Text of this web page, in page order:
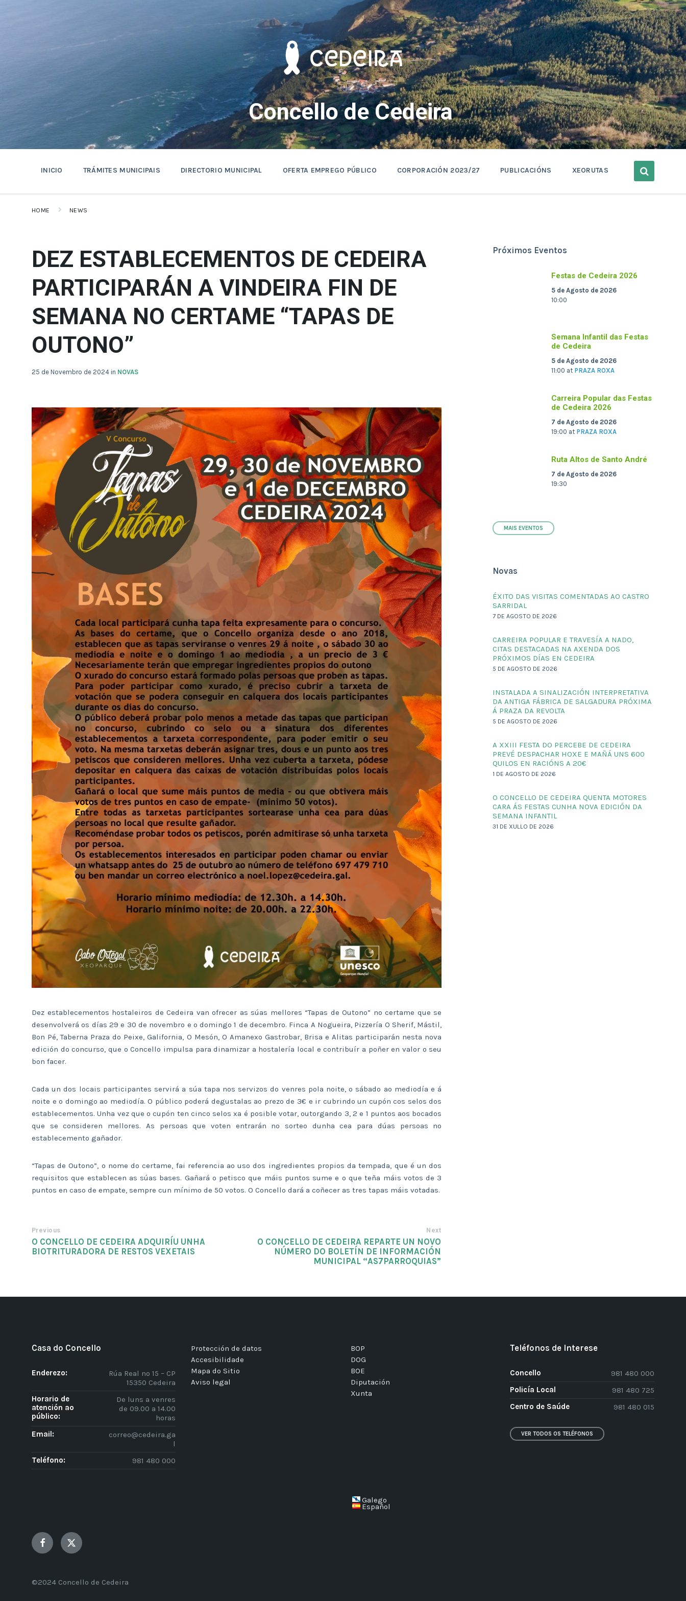
Concello de Cedeira
INICIO TRÁMITES MUNICIPAIS DIRECTORIO MUNICIPAL OFERTA EMPREGO PÚBLICO CORPORACIÓN 2023/27 PUBLICACIÓNS XEORUTAS
HOME NEWS
DEZ ESTABLECEMENTOS DE CEDEIRA
PARTICIPARÁN A VINDEIRA FIN DE
SEMANA NO CERTAME “TAPAS DE
OUTONO”
25 de Novembro de 2024 in NOVAS
Dez establecementos hostaleiros de Cedeira van ofrecer as súas mellores “Tapas de Outono” no certame que se
desenvolverá os días 29 e 30 de novembro e o domingo 1 de decembro. Finca A Nogueira, Pizzería O Sherif, Mástil,
Bon Pé, Taberna Praza do Peixe, Galifornia, O Mesón, O Amanexo Gastrobar, Brisa e Alitas participarán nesta nova
edición do concurso, que o Concello impulsa para dinamizar a hostalería local e contribuír a poñer en valor o seu
bon facer.
Cada un dos locais participantes servirá a súa tapa nos servizos do venres pola noite, o sábado ao mediodía e á
noite e o domingo ao mediodía. O público poderá degustalas ao prezo de 3€ e ir cubrindo un cupón cos selos dos
establecementos. Unha vez que o cupón ten cinco selos xa é posible votar, outorgando 3, 2 e 1 puntos aos bocados
que se consideren mellores. As persoas que voten entrarán no sorteo dunha cea para dúas persoas no
establecemento gañador.
“Tapas de Outono”, o nome do certame, fai referencia ao uso dos ingredientes propios da tempada, que é un dos
requisitos que establecen as súas bases. Gañará o petisco que máis puntos sume e o que teña máis votos de 3
puntos en caso de empate, sempre cun mínimo de 50 votos. O Concello dará a coñecer as tres tapas máis votadas.
Previous
O CONCELLO DE CEDEIRA ADQUIRÍU UNHA
BIOTRITURADORA DE RESTOS VEXETAIS
Next
O CONCELLO DE CEDEIRA REPARTE UN NOVO
NÚMERO DO BOLETÍN DE INFORMACIÓN
MUNICIPAL “AS7PARROQUIAS”
Próximos Eventos
Festas de Cedeira 2026
5 de Agosto de 2026
10:00
Semana Infantil das Festas
de Cedeira
5 de Agosto de 2026
11:00 at PRAZA ROXA
Carreira Popular das Festas
de Cedeira 2026
7 de Agosto de 2026
19:00 at PRAZA ROXA
Ruta Altos de Santo André
7 de Agosto de 2026
19:30
MAIS EVENTOS
Novas
ÉXITO DAS VISITAS COMENTADAS AO CASTRO
SARRIDAL
7 DE AGOSTO DE 2026
CARREIRA POPULAR E TRAVESÍA A NADO,
CITAS DESTACADAS NA AXENDA DOS
PRÓXIMOS DÍAS EN CEDEIRA
5 DE AGOSTO DE 2026
INSTALADA A SINALIZACIÓN INTERPRETATIVA
DA ANTIGA FÁBRICA DE SALGADURA PRÓXIMA
Á PRAZA DA REVOLTA
5 DE AGOSTO DE 2026
A XXIII FESTA DO PERCEBE DE CEDEIRA
PREVÉ DESPACHAR HOXE E MAÑÁ UNS 600
QUILOS EN RACIÓNS A 20€
1 DE AGOSTO DE 2026
O CONCELLO DE CEDEIRA QUENTA MOTORES
CARA ÁS FESTAS CUNHA NOVA EDICIÓN DA
SEMANA INFANTIL
31 DE XULLO DE 2026
Casa do Concello
Enderezo:
Rúa Real nº 15 – CP
15350 Cedeira
Horario de
atención ao
público:
De luns a venres
de 09.00 a 14.00
horas
Email:
correo@cedeira.ga
l
Teléfono:
981 480 000
Protección de datos
Accesibilidade
Mapa do Sitio
Aviso legal
BOP
DOG
BOE
Diputación
Xunta
Teléfonos de Interese
Concello
981 480 000
Policía Local
981 480 725
Centro de Saúde
981 480 015
VER TODOS OS TELÉFONOS
Galego
Español
Facebook Twitter
©2024 Concello de Cedeira